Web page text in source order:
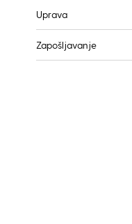
Uprava
Zapošljavanje